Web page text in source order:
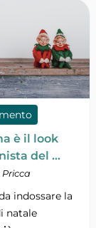
è il look
del …
indossare la
natale